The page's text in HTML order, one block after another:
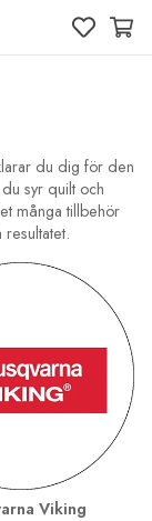
du dig för den
syr quilt och
många tillbehör
Viking